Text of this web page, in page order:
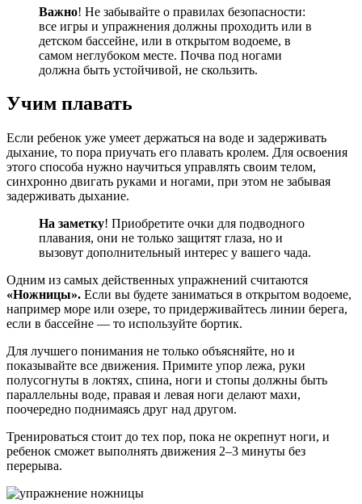
Важно! Не забывайте о правилах безопасности:
все игры и упражнения должны проходить или в
детском бассейне, или в открытом водоеме, в
самом неглубоком месте. Почва под ногами
должна быть устойчивой, не скользить.
Учим плавать
Если ребенок уже умеет держаться на воде и задерживать
дыхание, то пора приучать его плавать кролем. Для освоения
этого способа нужно научиться управлять своим телом,
синхронно двигать руками и ногами, при этом не забывая
задерживать дыхание.
На заметку! Приобретите очки для подводного
плавания, они не только защитят глаза, но и
вызовут дополнительный интерес у вашего чада.
Одним из самых действенных упражнений считаются
«Ножницы». Если вы будете заниматься в открытом водоеме,
например море или озере, то придерживайтесь линии берега,
если в бассейне — то используйте бортик.
Для лучшего понимания не только объясняйте, но и
показывайте все движения. Примите упор лежа, руки
полусогнуты в локтях, спина, ноги и стопы должны быть
параллельны воде, правая и левая ноги делают махи,
поочередно поднимаясь друг над другом.
Тренироваться стоит до тех пор, пока не окрепнут ноги, и
ребенок сможет выполнять движения 2–3 минуты без
перерыва.